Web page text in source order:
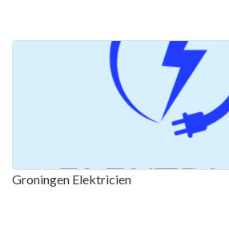
Groningen Elektricien